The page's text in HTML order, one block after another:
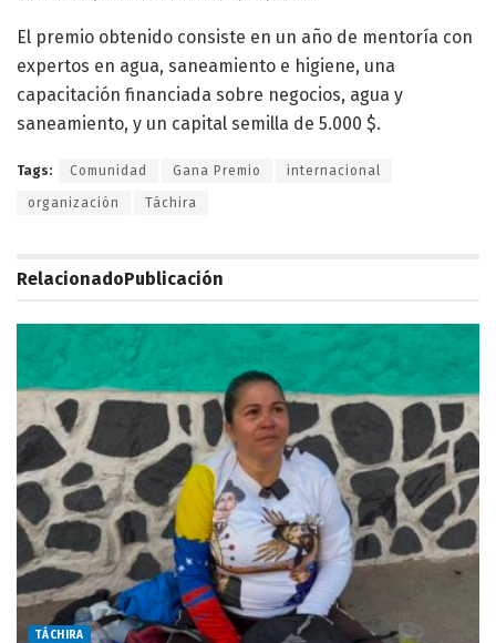
El premio obtenido consiste en un año de mentoría con
expertos en agua, saneamiento e higiene, una
capacitación financiada sobre negocios, agua y
saneamiento, y un capital semilla de 5.000 $.
Tags: Comunidad Gana Premio internacional
organización Táchira
RelacionadoPublicación
TÁCHIRA